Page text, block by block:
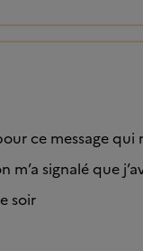
ce message qui
m’a signalé que
soir